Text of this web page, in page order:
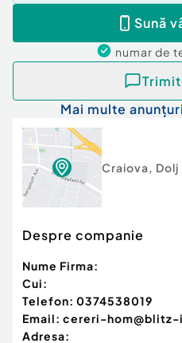
Sună
numar de
Mai multe
Craiova, Dolj
Despre companie
Nume Firma:
Cui:
Telefon: 0374538019
Email: cereri-
Adresa: